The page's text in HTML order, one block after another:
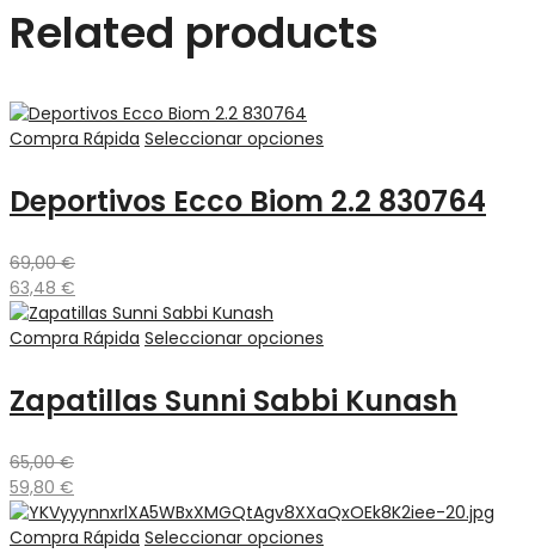
Related products
Compra Rápida Seleccionar opciones
Deportivos Ecco Biom 2.2 830764
69,00€
63,48 €
Compra Rápida Seleccionar opciones
Zapatillas Sunni Sabbi Kunash
65,00€
59,80 €
Compra Rápida Seleccionar opciones